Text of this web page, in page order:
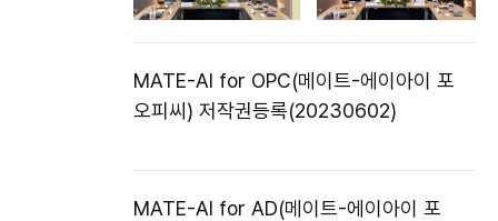
MATE-AI for OPC(메이트-에이아이 포
오피씨) 저작권등록(20230602)
MATE-AI for AD(메이트-에이아이 포